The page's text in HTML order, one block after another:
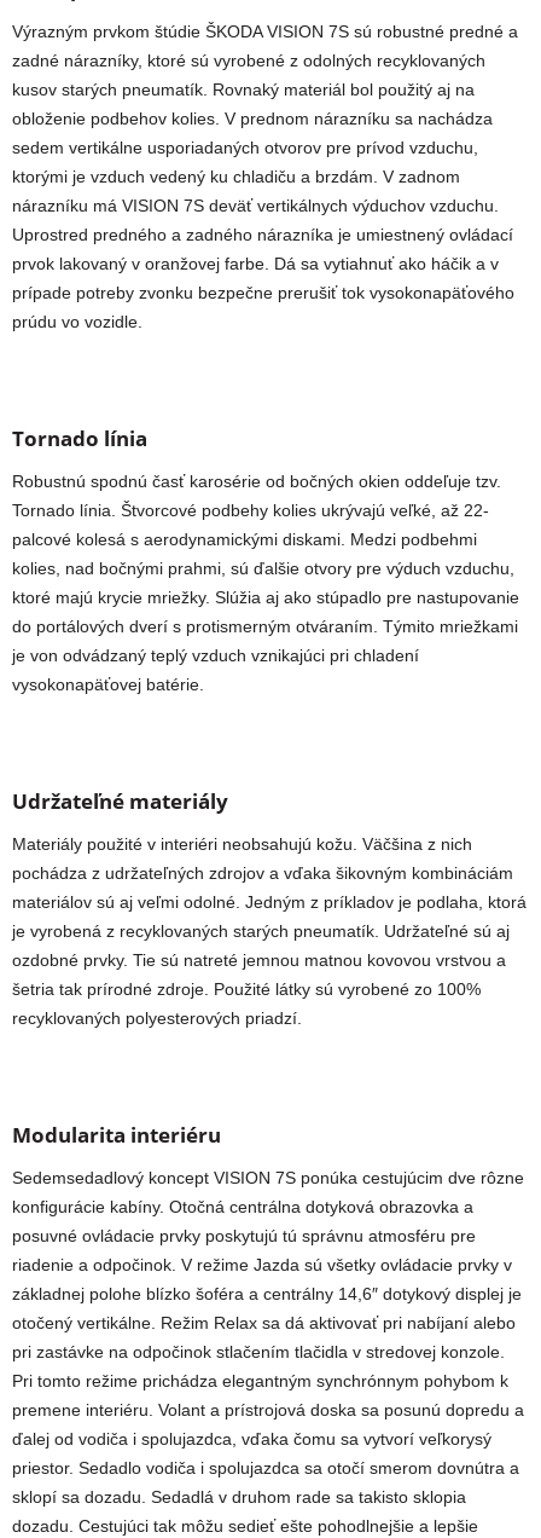
Výrazným prvkom štúdie ŠKODA VISION 7S sú robustné predné a
zadné nárazníky, ktoré sú vyrobené z odolných recyklovaných
kusov starých pneumatík. Rovnaký materiál bol použitý aj na
obloženie podbehov kolies. V prednom nárazníku sa nachádza
sedem vertikálne usporiadaných otvorov pre prívod vzduchu,
ktorými je vzduch vedený ku chladiču a brzdám. V zadnom
nárazníku má VISION 7S deväť vertikálnych výduchov vzduchu.
Uprostred predného a zadného nárazníka je umiestnený ovládací
prvok lakovaný v oranžovej farbe. Dá sa vytiahnuť ako háčik a v
prípade potreby zvonku bezpečne prerušiť tok vysokonapäťového
prúdu vo vozidle.
Tornado línia
Robustnú spodnú časť karosérie od bočných okien oddeľuje tzv.
Tornado línia. Štvorcové podbehy kolies ukrývajú veľké, až 22-
palcové kolesá s aerodynamickými diskami. Medzi podbehmi
kolies, nad bočnými prahmi, sú ďalšie otvory pre výduch vzduchu,
ktoré majú krycie mriežky. Slúžia aj ako stúpadlo pre nastupovanie
do portálových dverí s protismerným otváraním. Týmito mriežkami
je von odvádzaný teplý vzduch vznikajúci pri chladení
vysokonapäťovej batérie.
Udržateľné materiály
Materiály použité v interiéri neobsahujú kožu. Väčšina z nich
pochádza z udržateľných zdrojov a vďaka šikovným kombináciám
materiálov sú aj veľmi odolné. Jedným z príkladov je podlaha, ktorá
je vyrobená z recyklovaných starých pneumatík. Udržateľné sú aj
ozdobné prvky. Tie sú natreté jemnou matnou kovovou vrstvou a
šetria tak prírodné zdroje. Použité látky sú vyrobené zo 100%
recyklovaných polyesterových priadzí.
Modularita interiéru
Sedemsedadlový koncept VISION 7S ponúka cestujúcim dve rôzne
konfigurácie kabíny. Otočná centrálna dotyková obrazovka a
posuvné ovládacie prvky poskytujú tú správnu atmosféru pre
riadenie a odpočinok. V režime Jazda sú všetky ovládacie prvky v
základnej polohe blízko šoféra a centrálny 14,6″ dotykový displej je
otočený vertikálne. Režim Relax sa dá aktivovať pri nabíjaní alebo
pri zastávke na odpočinok stlačením tlačidla v stredovej konzole.
Pri tomto režime prichádza elegantným synchrónnym pohybom k
premene interiéru. Volant a prístrojová doska sa posunú dopredu a
ďalej od vodiča i spolujazdca, vďaka čomu sa vytvorí veľkorysý
priestor. Sedadlo vodiča i spolujazdca sa otočí smerom dovnútra a
sklopí sa dozadu. Sedadlá v druhom rade sa takisto sklopia
dozadu. Cestujúci tak môžu sedieť ešte pohodlnejšie a lepšie